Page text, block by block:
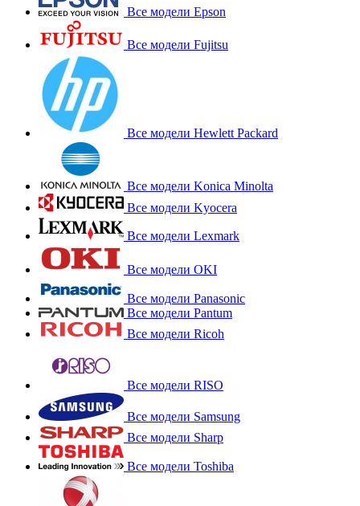
Все модели Epson
Все модели Fujitsu
Все модели Hewlett Packard
Все модели Konica Minolta
Все модели Kyocera
Все модели Lexmark
Все модели OKI
Все модели Panasonic
Все модели Pantum
Все модели Ricoh
Все модели RISO
Все модели Samsung
Все модели Sharp
Все модели Toshiba